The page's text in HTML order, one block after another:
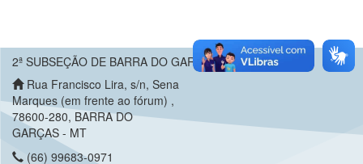
2ª SUBSEÇÃO DE BARRA DO GARÇAS
Rua Francisco Lira, s/n, Sena
Marques (em frente ao fórum) ,
78600-280, BARRA DO
GARÇAS - MT
(66) 99683-0971